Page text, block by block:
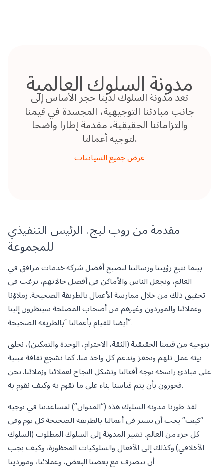
مدونة السلوك العالمية
تعد مدونة السلوك لدينا حجر الأساس إلى
جانب مبادئنا التوجيهية، المجسدة في قيمنا
والتزاماتنا الحقيقية، مقدمة إطارا واضحا
لتوجيه أعمالنا.
عرض جميع السياسات
مقدمة من روب ليج، الرئيس التنفيذي
للمجموعة
بينما نتبع رؤيتنا ورسالتنا لنصبح أفضل شركة خدمات مرافق في
العالم، ونجعل الناس والأماكن في أفضل حالاتهم، نرغب في
تحقيق ذلك من خلال ممارسة الأعمال بالطريقة الصحيحة. زملاؤنا
وعملائنا والموردون وغيرهم من أصحاب المصلحة سينظرون إلينا
أيضا للقيام بأعمالنا “بالطريقة الصحيحة”.
بتوجيه من قيمنا الحقيقية (الثقة، الاحترام، الوحدة والتمكين)، نخلق
بيئة عمل تلهم وتحفز وتدعم كل واحد منا. كما نشجع ثقافة مبنية
على مبادئ راسخة توجه أفعالنا وتشكل النجاح لعملائنا وزملائنا. نحن
فخورون بأن يتم قياسنا بناء على ما نقوم به وكيف نقوم به.
لقد طورنا مدونة السلوك هذه (“المدوان”) لمساعدتنا في توجيه
“كيف” يجب أن نسير في أعمالنا بالطريقة الصحيحة كل يوم وفي
كل جزء من العالم. تشير المدونة إلى السلوك المطلوب (السلوك
الأخلاقي) وكذلك إلى الأفعال والسلوكيات المحظورة، وكيف يجب
أن نتصرف مع بعضنا البعض، وعملائنا، وموردينا